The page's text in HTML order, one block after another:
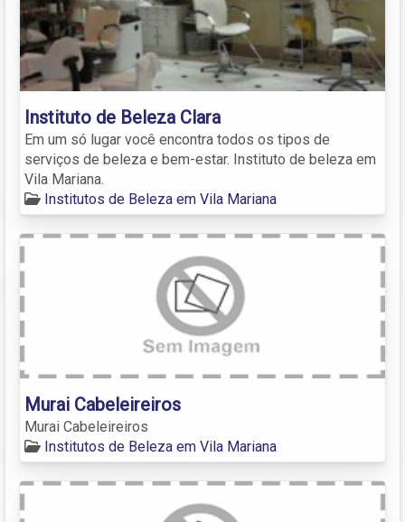
Instituto de Beleza Clara
Em um só lugar você encontra todos os tipos de
serviços de beleza e bem-estar. Instituto de beleza em
Vila Mariana.
Institutos de Beleza em Vila Mariana
Murai Cabeleireiros
Murai Cabeleireiros
Institutos de Beleza em Vila Mariana